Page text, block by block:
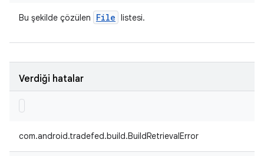
Bu şekilde çözülen File listesi.
Verdiği hatalar
com.android.tradefed.build.BuildRetrievalError